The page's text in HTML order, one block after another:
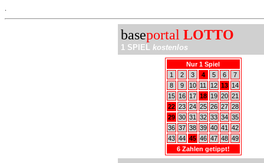
baseportal LOTTO
1 SPIEL kostenlos
Nur 1 Spiel
1
2 3 4 5 6
7
8
9 10 11 12 13
14
15
16 17 18 19 20 21
22 23 24 25 26 27 28
29 30 31 32 33 34 35
36 37 38 39 40 41
42
43 44 45 46 47 48 49
6 Zahlen getippt!